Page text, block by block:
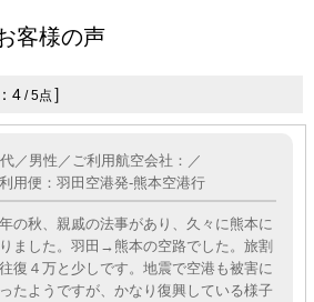
客様の声
4 /5点 ］
／男性／ご利用航空会社：／
用便：羽田空港発-熊本空港行
の秋、親戚の法事があり、久々に熊本に
ました。羽田→熊本の空路でした。旅割
復４万と少しです。地震で空港も被害に
たようですが、かなり復興している様子